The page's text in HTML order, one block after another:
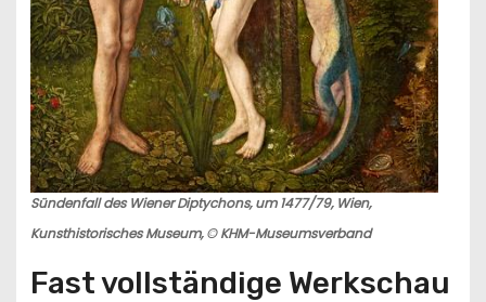
Sündenfall des Wiener Diptychons, um 1477/79, Wien,
Kunsthistorisches Museum, © KHM-Museumsverband
Fast vollständige Werkschau